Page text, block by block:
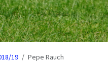
19 Pepe Rauch